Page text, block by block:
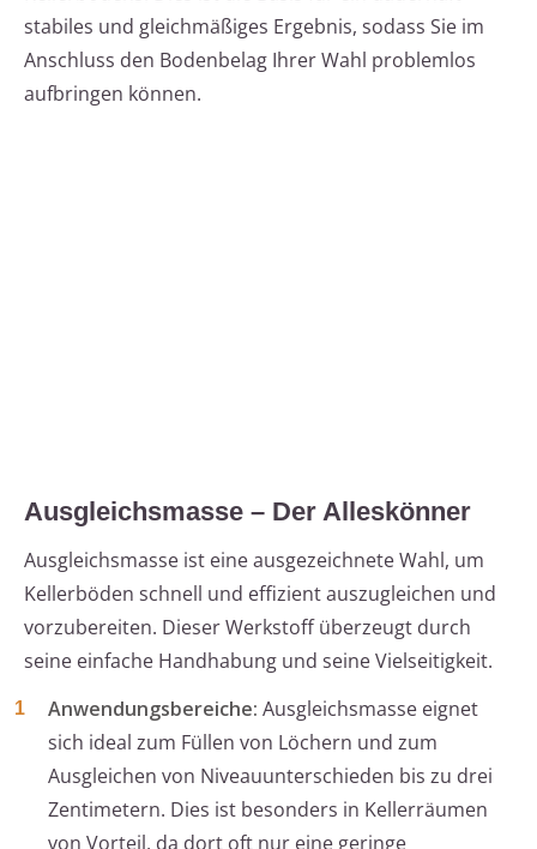
stabiles und gleichmäßiges Ergebnis, sodass Sie im
Anschluss den Bodenbelag Ihrer Wahl problemlos
aufbringen können.
Ausgleichsmasse – Der Alleskönner
Ausgleichsmasse ist eine ausgezeichnete Wahl, um
Kellerböden schnell und effizient auszugleichen und
vorzubereiten. Dieser Werkstoff überzeugt durch
seine einfache Handhabung und seine Vielseitigkeit.
Anwendungsbereiche: Ausgleichsmasse eignet
sich ideal zum Füllen von Löchern und zum
Ausgleichen von Niveauunterschieden bis zu drei
Zentimetern. Dies ist besonders in Kellerräumen
von Vorteil, da dort oft nur eine geringe